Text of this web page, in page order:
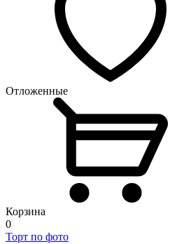
Отложенные
Корзина
0
Торт по фото